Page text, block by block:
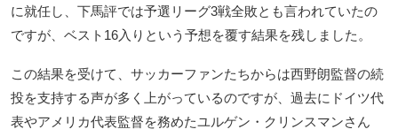
に就任し、下馬評では予選リーグ3戦全敗とも言われていたの
ですが、ベスト16入りという予想を覆す結果を残しました。
この結果を受けて、サッカーファンたちからは西野朗監督の続
投を支持する声が多く上がっているのですが、過去にドイツ代
表やアメリカ代表監督を務めたユルゲン・クリンスマンさん